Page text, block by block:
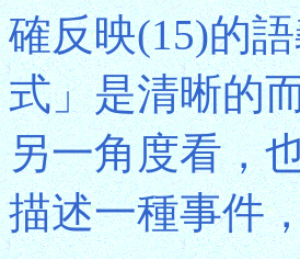
確反映(15)的
式」是清晰的
另一角度看，
描述一種事件